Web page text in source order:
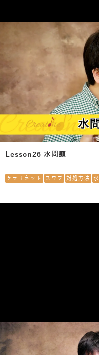
Lesson26 水問題
クラリネット スワブ 対処方法 水